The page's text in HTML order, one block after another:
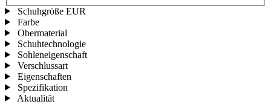
Schuhgröße EUR
Farbe
Obermaterial
Schuhtechnologie
Sohleneigenschaft
Verschlussart
Eigenschaften
Spezifikation
Aktualität